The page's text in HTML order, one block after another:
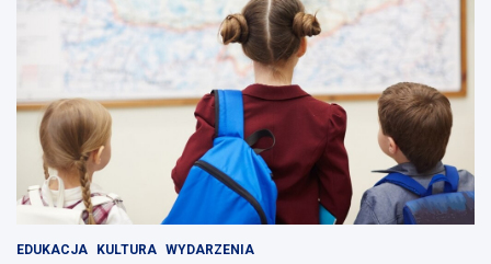
EDUKACJA KULTURA WYDARZENIA